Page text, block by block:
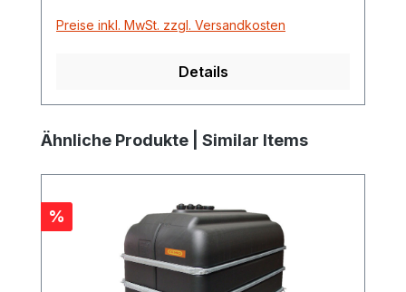
Preise inkl. MwSt. zzgl. Versandkosten
Details
Produktgalerie überspringen
Ähnliche Produkte | Similar Items
Rabatt
%